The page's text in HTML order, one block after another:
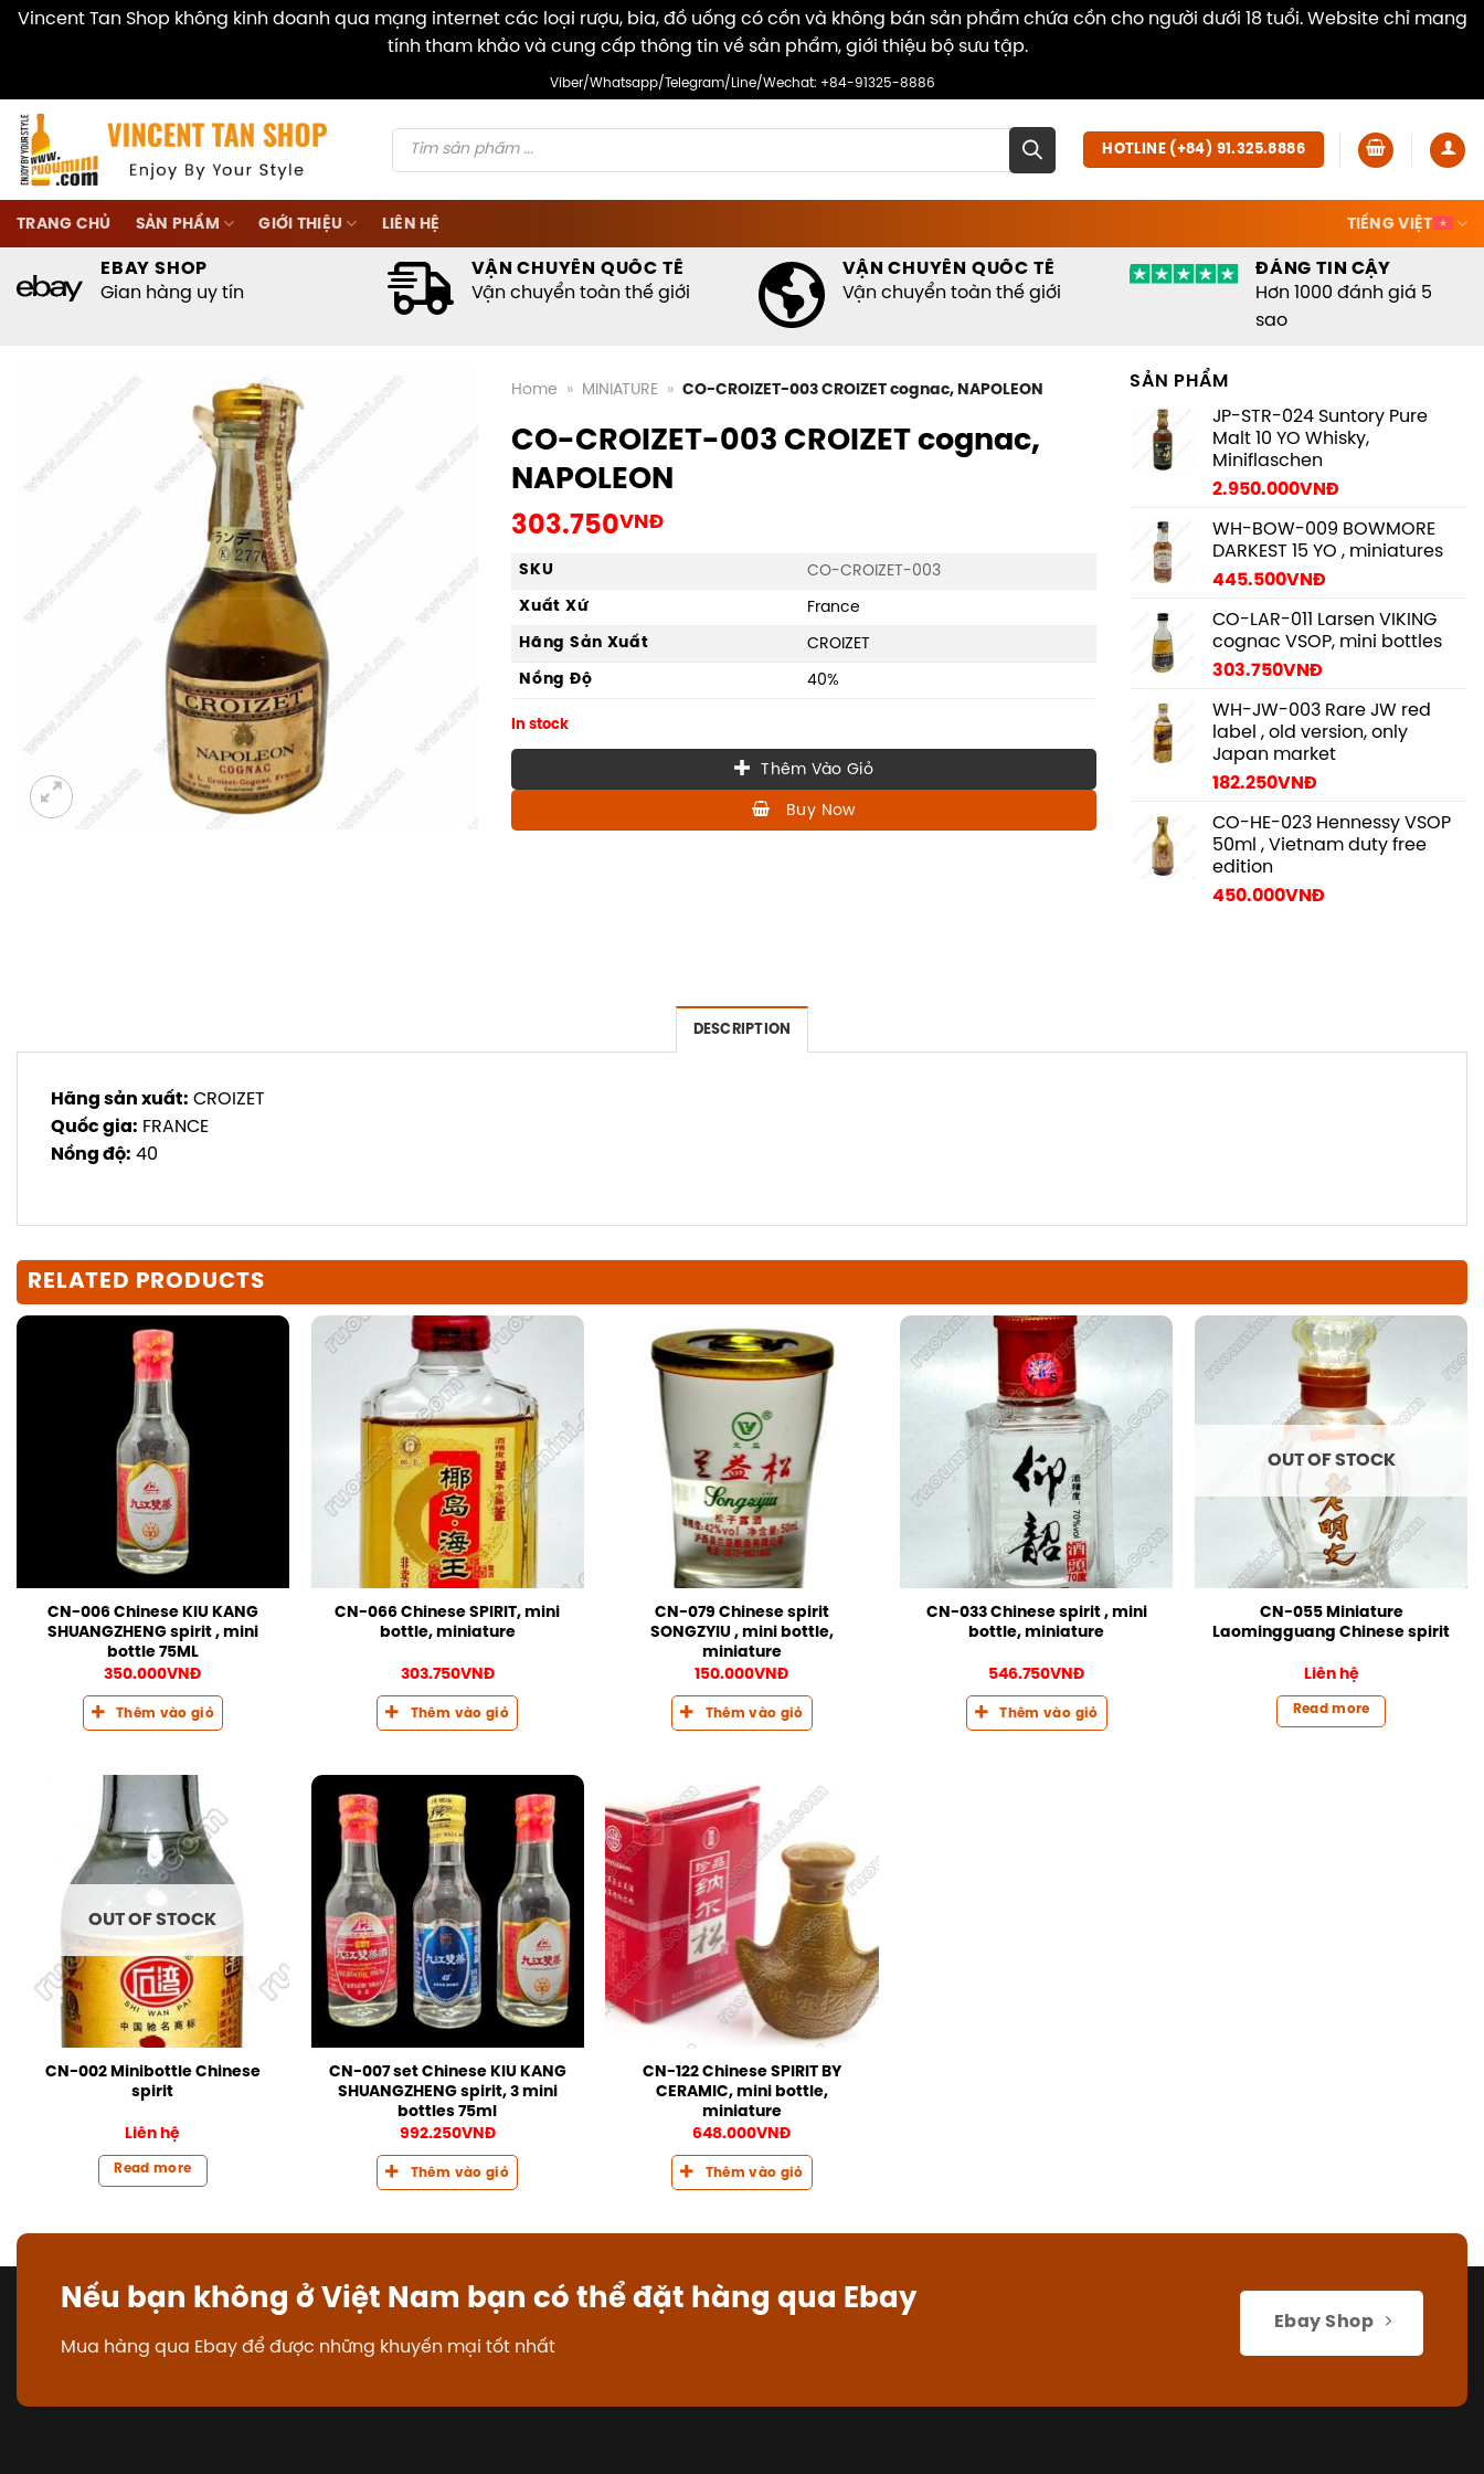
Vincent Tan Shop không kinh doanh qua mạng internet các loại rượu, bia, đồ uống có cồn và không bán sản phẩm chứa cồn cho người dưới 18 tuổi. Website chỉ mang
tính tham khảo và cung cấp thông tin về sản phẩm, giới thiệu bộ sưu tập.
content
Viber/Whatsapp/Telegram/Line/Wechat: +84-91325-8886
Products
search
HOTLINE (+84) 91.325.8886
TRANG CHỦ SẢN PHẨM GIỚI THIỆU LIÊN HỆ TIẾNG VIỆT
EBAY SHOP
Gian hàng uy tín
VẬN CHUYỂN QUỐC TẾ
Vận chuyển toàn thế giới
VẬN CHUYỂN QUỐC TẾ
Vận chuyển toàn thế giới
ĐÁNG TIN CẬY
Hơn 1000 đánh giá 5
sao
Home » MINIATURE » CO-CROIZET-003 CROIZET cognac, NAPOLEON
CO-CROIZET-003 CROIZET cognac,
NAPOLEON
303.750VNĐ
SKU
CO-CROIZET-003
Xuất Xứ
France
Hãng Sản Xuất
CROIZET
Nồng Độ
40%
In stock
Thêm Vào Giỏ
Buy Now
SẢN PHẨM
JP-STR-024 Suntory Pure
Malt 10 YO Whisky,
Miniflaschen
2.950.000VNĐ
WH-BOW-009 BOWMORE
DARKEST 15 YO , miniatures
445.500VNĐ
CO-LAR-011 Larsen VIKING
cognac VSOP, mini bottles
303.750VNĐ
WH-JW-003 Rare JW red
label , old version, only
Japan market
182.250VNĐ
CO-HE-023 Hennessy VSOP
50ml , Vietnam duty free
edition
450.000VNĐ
DESCRIPTION
Hãng sản xuất: CROIZET
Quốc gia: FRANCE
Nồng độ: 40
RELATED PRODUCTS
CN-006 Chinese KIU KANG
SHUANGZHENG spirit , mini
bottle 75ML
350.000VNĐ
Thêm vào giỏ
CN-066 Chinese SPIRIT, mini
bottle, miniature
303.750VNĐ
Thêm vào giỏ
CN-079 Chinese spirit
SONGZYIU , mini bottle,
miniature
150.000VNĐ
Thêm vào giỏ
CN-033 Chinese spirit , mini
bottle, miniature
546.750VNĐ
Thêm vào giỏ
OUT OF STOCK
CN-055 Miniature
Laomingguang Chinese spirit
Liên hệ
Read more
OUT OF STOCK
CN-002 Minibottle Chinese
spirit
Liên hệ
Read more
CN-007 set Chinese KIU KANG
SHUANGZHENG spirit, 3 mini
bottles 75ml
992.250VNĐ
Thêm vào giỏ
CN-122 Chinese SPIRIT BY
CERAMIC, mini bottle,
miniature
648.000VNĐ
Thêm vào giỏ
Nếu bạn không ở Việt Nam bạn có thể đặt hàng qua Ebay
Mua hàng qua Ebay để được những khuyến mại tốt nhất
Ebay Shop